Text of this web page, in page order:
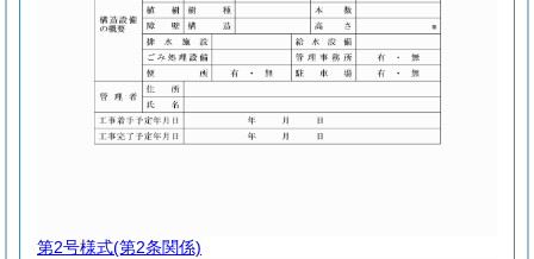
第2号様式(第2条関係)